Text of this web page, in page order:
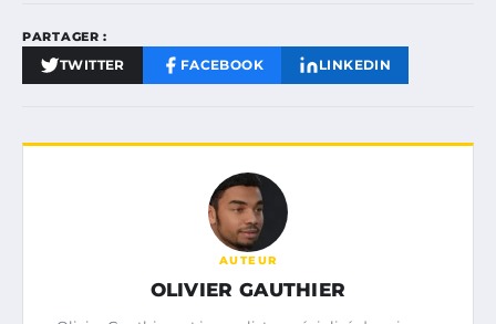
PARTAGER :
TWITTER FACEBOOK LINKEDIN
AUTEUR
OLIVIER GAUTHIER